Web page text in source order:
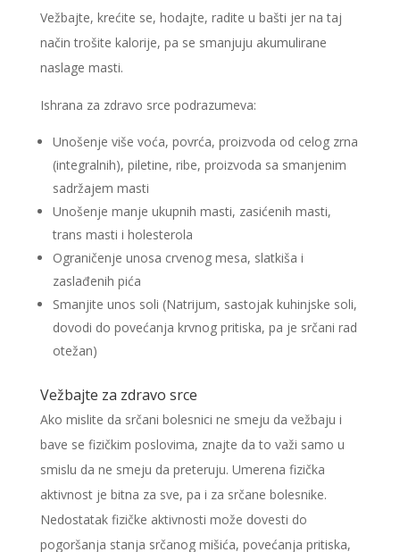
Vežbajte, krećite se, hodajte, radite u bašti jer na taj
način trošite kalorije, pa se smanjuju akumulirane
naslage masti.
Ishrana za zdravo srce podrazumeva:
Unošenje više voća, povrća, proizvoda od celog zrna
(integralnih), piletine, ribe, proizvoda sa smanjenim
sadržajem masti
Unošenje manje ukupnih masti, zasićenih masti,
trans masti i holesterola
Ograničenje unosa crvenog mesa, slatkiša i
zaslađenih pića
Smanjite unos soli (Natrijum, sastojak kuhinjske soli,
dovodi do povećanja krvnog pritiska, pa je srčani rad
otežan)
Vežbajte za zdravo srce
Ako mislite da srčani bolesnici ne smeju da vežbaju i
bave se fizičkim poslovima, znajte da to važi samo u
smislu da ne smeju da preteruju. Umerena fizička
aktivnost je bitna za sve, pa i za srčane bolesnike.
Nedostatak fizičke aktivnosti može dovesti do
pogoršanja stanja srčanog mišića, povećanja pritiska,